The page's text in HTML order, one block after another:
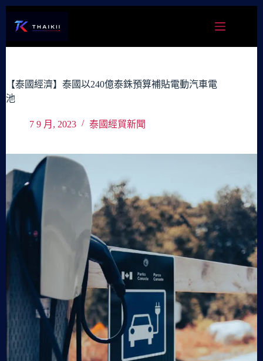
容
【泰國經濟】泰國以240億泰銖預算補貼電動汽車電
池
7 9 月, 2023 泰國經貿新聞